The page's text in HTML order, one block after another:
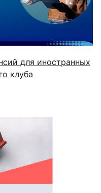
для иностранных
клуба